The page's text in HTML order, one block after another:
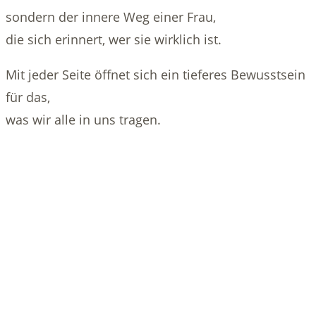
sondern der innere Weg einer Frau,
die sich erinnert, wer sie wirklich ist.
Mit jeder Seite öffnet sich ein tieferes Bewusstsein
für das,
was wir alle in uns tragen.